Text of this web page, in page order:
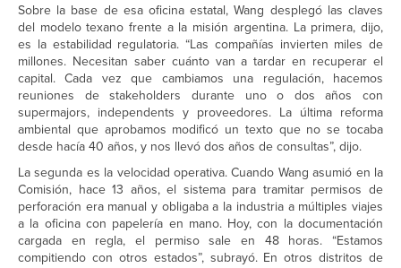
Sobre la base de esa oficina estatal, Wang desplegó las claves
del modelo texano frente a la misión argentina. La primera, dijo,
es la estabilidad regulatoria. “Las compañías invierten miles de
millones. Necesitan saber cuánto van a tardar en recuperar el
capital. Cada vez que cambiamos una regulación, hacemos
reuniones de stakeholders durante uno o dos años con
supermajors, independents y proveedores. La última reforma
ambiental que aprobamos modificó un texto que no se tocaba
desde hacía 40 años, y nos llevó dos años de consultas”, dijo.
La segunda es la velocidad operativa. Cuando Wang asumió en la
Comisión, hace 13 años, el sistema para tramitar permisos de
perforación era manual y obligaba a la industria a múltiples viajes
a la oficina con papelería en mano. Hoy, con la documentación
cargada en regla, el permiso sale en 48 horas. “Estamos
compitiendo con otros estados”, subrayó. En otros distritos de